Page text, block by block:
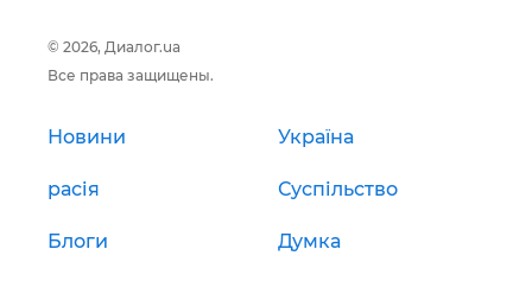
© 2026, Диалог.ua
Все права защищены.
Новини Україна
расія Суспільство
Блоги Думка